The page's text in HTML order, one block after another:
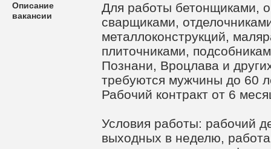
Описание
вакансии
Для работы бетонщиками,
сварщиками,
металлоконструкций,
плиточниками,
Познани, Вроцлава и
требуются мужчины до 60
Рабочий контракт от 6
Условия работы: рабочий
выходных в неделю,